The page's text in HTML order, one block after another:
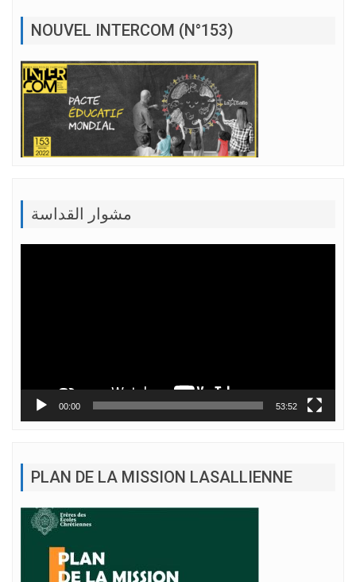
NOUVEL INTERCOM (N°153)
مشوار القداسة
00:00 53:52
PLAN DE LA MISSION LASALLIENNE